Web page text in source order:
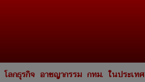
โลกธุรกิจ อาชญากรรม กทม. ในประเทศ